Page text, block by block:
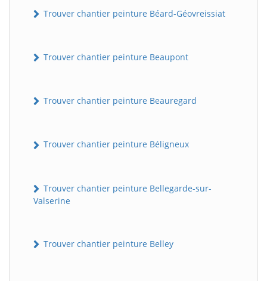
Trouver chantier peinture Béard-Géovreissiat
Trouver chantier peinture Beaupont
Trouver chantier peinture Beauregard
Trouver chantier peinture Béligneux
Trouver chantier peinture Bellegarde-sur-
Valserine
Trouver chantier peinture Belley